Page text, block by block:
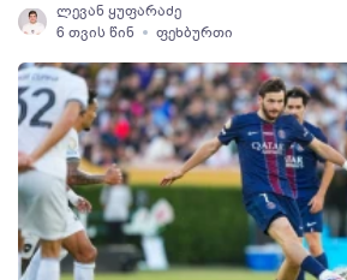
ლევან ყუფარაძე
6 თვის წინ
ფეხბურთი